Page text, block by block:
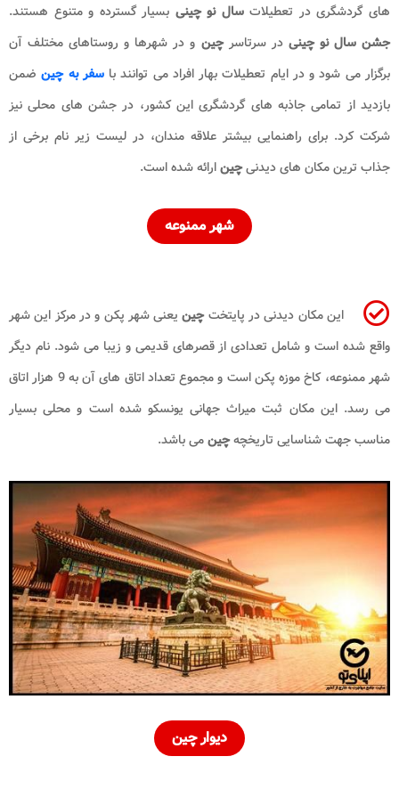
های گردشگری در تعطیلاتسال نو چینی بسیار گسترده و متنوع هستند.
جشن سال نو چینی در سرتاسرچین و در شهرها و روستاهای مختلف آن
برگزار می شود و در ایام تعطیلات بهار افراد می توانند باسفر به چینضمن
بازدید از تمامی جاذبه های گردشگری این کشور، در جشن های محلی نیز
شرکت کرد. برای راهنمایی بیشتر علاقه مندان، در لیست زیر نام برخی از
جذاب ترین مکان های دیدنیچینارائه شده است.
شهر ممنوعه
این مکان دیدنی در پایتختچینیعنی شهر پکن و در مرکز این شهر
واقع شده است و شامل تعدادی از قصرهای قدیمی و زیبا می شود. نام دیگر
شهر ممنوعه، کاخ موزه پکن است و مجموع تعداد اتاق های آن به 9 هزار اتاق
می رسد. این مکان ثبت میراث جهانی یونسکو شده است و محلی بسیار
مناسب جهت شناسایی تاریخچهچینمی باشد.
دیوار چین